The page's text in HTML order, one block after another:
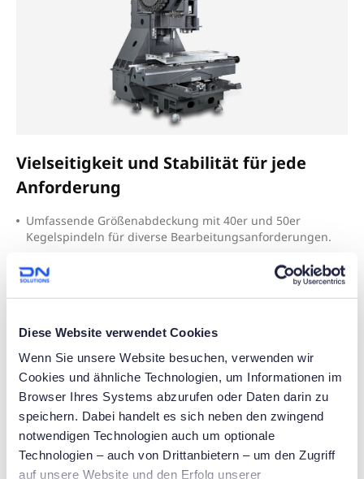
Diese Website verwendet Cookies
Wenn Sie unsere Website besuchen, verwenden wir
Cookies und ähnliche Technologien, um Informationen im
Browser Ihres Systems abzurufen oder Daten darin zu
speichern. Dabei handelt es sich neben den zwingend
notwendigen Technologien auch um optionale
Technologien – auch von Drittanbietern – um den Zugriff
auf unsere Website und den Erfolg unserer
Vielseitigkeit und Stabilität für jede
Anforderung
Umfassende Größenabdeckung mit 40er und 50er
Kegelspindeln für diverse Bearbeitungsanforderungen.
obuste Rollenführungen auf neu gestaltetem
Maschinensockel und standardmäßige BIG PLUS Spindel